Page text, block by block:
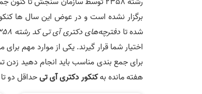
شده تا دفترچه‌های دکتری آی تی کد رشته 2358
اختیار شما قرار گیرند. یکی از موارد مهم
برای جمع بندی مناسب باید انجام دهید
هفته مانده بهکنکور دکتری آی تیحداقل دو